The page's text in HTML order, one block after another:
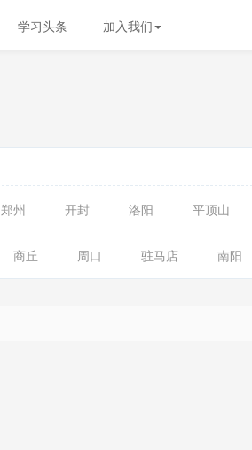
学习头条 加入我们
郑州 开封 洛阳 平顶山
商丘 周口 驻马店 南阳